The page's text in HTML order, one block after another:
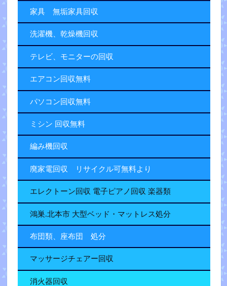
家具 無垢家具回収
洗濯機、乾燥機回収
テレビ、モニターの回収
エアコン回収無料
パソコン回収無料
ミシン 回収無料
編み機回収
廃家電回収 リサイクル可無料より
エレクトーン回収 電子ピアノ回収 楽器類
鴻巣.北本市 大型ベッド・マットレス処分
布団類、座布団 処分
マッサージチェアー回収
消火器回収